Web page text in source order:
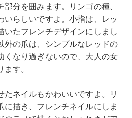
分を囲みます。リンゴの種、
いらしいですよ。小指は、レッ
いたフレンチデザインにしまし
外の爪は、シンプルなレッドの
くなり過ぎないので、大人の女
す。
たネイルもかわいいですよ。リ
に描き、フレンチネイルにしま